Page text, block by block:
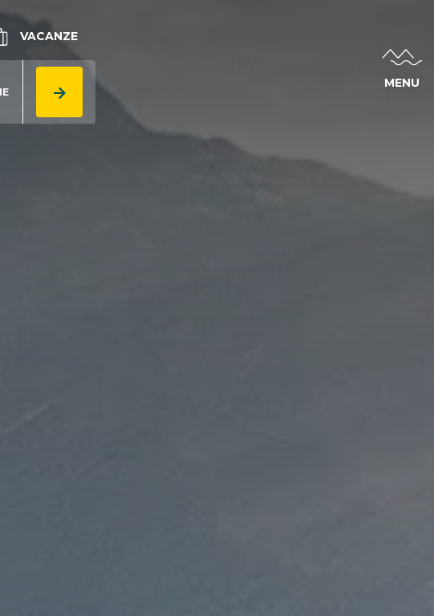
VACANZE
MENU